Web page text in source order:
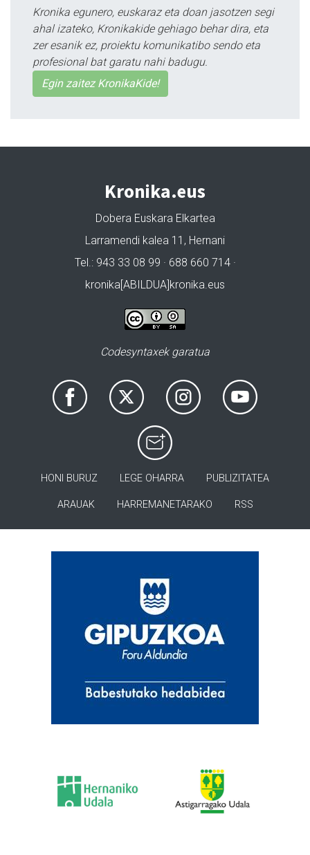
Kronika egunero, euskaraz eta doan jasotzen segi
ahal izateko, Kronikakide gehiago behar dira, eta
zer esanik ez, proiektu komunikatibo sendo eta
profesional bat garatu nahi badugu.
Egin zaitez KronikaKide!
Kronika.eus
Dobera Euskara Elkartea
Larramendi kalea 11, Hernani
Tel.: 943 33 08 99 · 688 660 714 ·
kronika[ABILDUA]kronika.eus
Codesyntaxek garatua
HONI BURUZ LEGE OHARRA PUBLIZITATEA
ARAUAK HARREMANETARAKO RSS